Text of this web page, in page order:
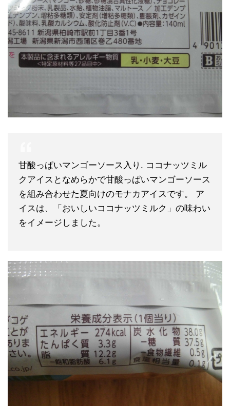
甘酸っぱいマンゴーソース入り. ココナッツミル
クアイスとなめらかで甘酸っぱいマンゴーソース
を組み合わせた夏向けのモナカアイスです。 ア
イスは、「おいしいココナッツミルク」の味わい
をイメージしました。